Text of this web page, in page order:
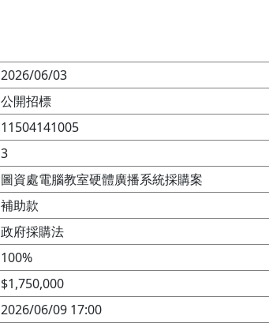
2026/06/03
公開招標
11504141005
3
圖資處電腦教室硬體廣播系統採購案
補助款
政府採購法
100%
$1,750,000
2026/06/09 17:00